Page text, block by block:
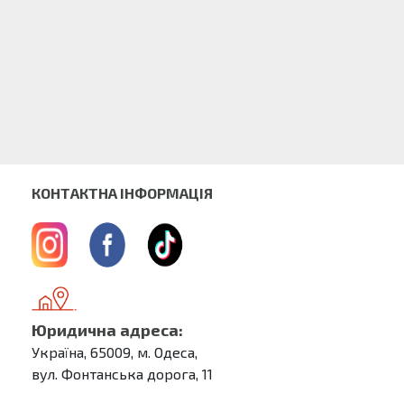
КОНТАКТНА ІНФОРМАЦІЯ
Юридична адреса:
Україна, 65009, м. Одеса,
вул. Фонтанська дорога, 11